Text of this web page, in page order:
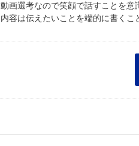
動画選考なので笑顔で話すことを意
内容は伝えたいことを端的に書くこ